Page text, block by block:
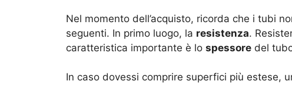
Nel momento dell’acquisto, ricorda che i tubi
seguenti. In primo luogo, la resistenza.
caratteristica importante è lo spessore del
In caso dovessi comprire superfici più estese,